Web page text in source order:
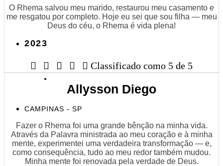
O Rhema salvou meu marido, restaurou meu casamento e
me resgatou por completo. Hoje eu sei que sou filha — meu
Deus do céu, o Rhema é vida plena!
2023
     Classificado como 5 de 5
Allysson Diego
CAMPINAS - SP
Fazer o Rhema foi uma grande bênção na minha vida.
Através da Palavra ministrada ao meu coração e à minha
mente, experimentei uma verdadeira transformação — e,
como consequência, tudo ao meu redor também mudou.
Minha mente foi renovada pela verdade de Deus.